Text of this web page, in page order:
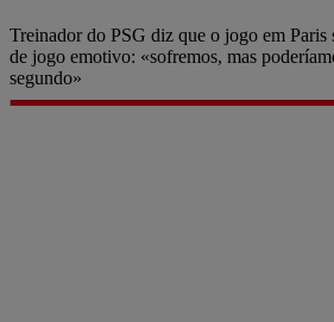
Treinador do PSG diz que o jogo em
de jogo emotivo: «sofremos, mas
segundo»